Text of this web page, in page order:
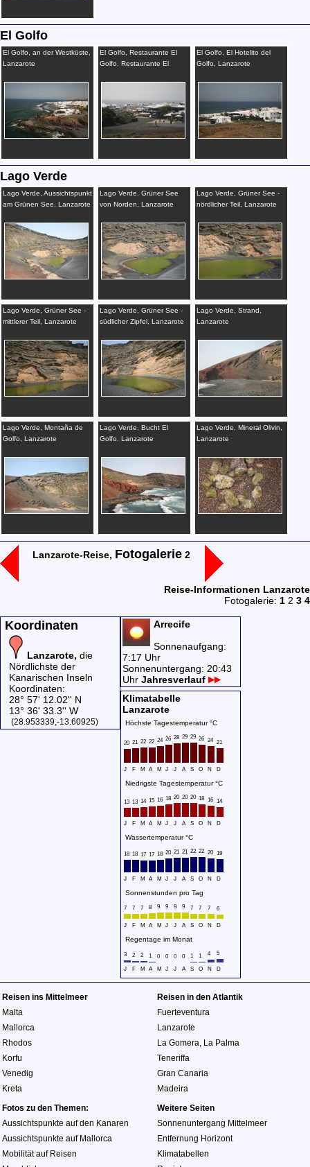
El Golfo
El Golfo, an der Westküste,
Lanzarote
El Golfo, Restaurante El
Golfo, Restaurante El
El Golfo, El Hotelito del
Golfo, Lanzarote
Lago Verde
Lago Verde, Aussichtspunkt
am Grünen See, Lanzarote
Lago Verde, Grüner See
von Norden, Lanzarote
Lago Verde, Grüner See -
nördlicher Teil, Lanzarote
Lago Verde, Grüner See -
mittlerer Teil, Lanzarote
Lago Verde, Grüner See -
südlicher Zipfel, Lanzarote
Lago Verde, Strand,
Lanzarote
Lago Verde, Montaña de
Golfo, Lanzarote
Lago Verde, Bucht El
Golfo, Lanzarote
Lago Verde, Mineral Olivin,
Lanzarote
Lanzarote-Reise, Fotogalerie 2
Reise-Informationen Lanzarote
Fotogalerie: 1 2 3 4
Koordinaten
Lanzarote, die
Nördlichste der
Kanarischen Inseln
Koordinaten:
28° 57' 12.02'' N
13° 36' 33.3'' W
(28.953339,-13.60925)
Arrecife
Sonnenaufgang:
7:17 Uhr
Sonnenuntergang: 20:43
Uhr Jahresverlauf
Klimatabelle
Lanzarote
Höchste Tagestemperatur °C
20 21 22 22 24 26 28 29 29 26 24 21
J F M A M J J A S O N D
Niedrigste Tagestemperatur °C
13 13 14 15 16 18 20 20 20 18 16 14
J F M A M J J A S O N D
Wassertemperatur °C
18 18 17 17 18 20 21 21 22 22 20 19
J F M A M J J A S O N D
Sonnenstunden pro Tag
7 7 7 8 9 9 9 9 7 7 7 6
J F M A M J J A S O N D
Regentage im Monat
3 2 2 1 0 0 0 0 1 1 4 5
J F M A M J J A S O N D
Reisen ins Mittelmeer
Malta
Mallorca
Rhodos
Korfu
Venedig
Kreta
Reisen in den Atlantik
Fuerteventura
Lanzarote
La Gomera, La Palma
Teneriffa
Gran Canaria
Madeira
Fotos zu den Themen:
Aussichtspunkte auf den Kanaren
Aussichtspunkte auf Mallorca
Mobilität auf Reisen
Weitere Seiten
Sonnenuntergang Mittelmeer
Entfernung Horizont
Klimatabellen